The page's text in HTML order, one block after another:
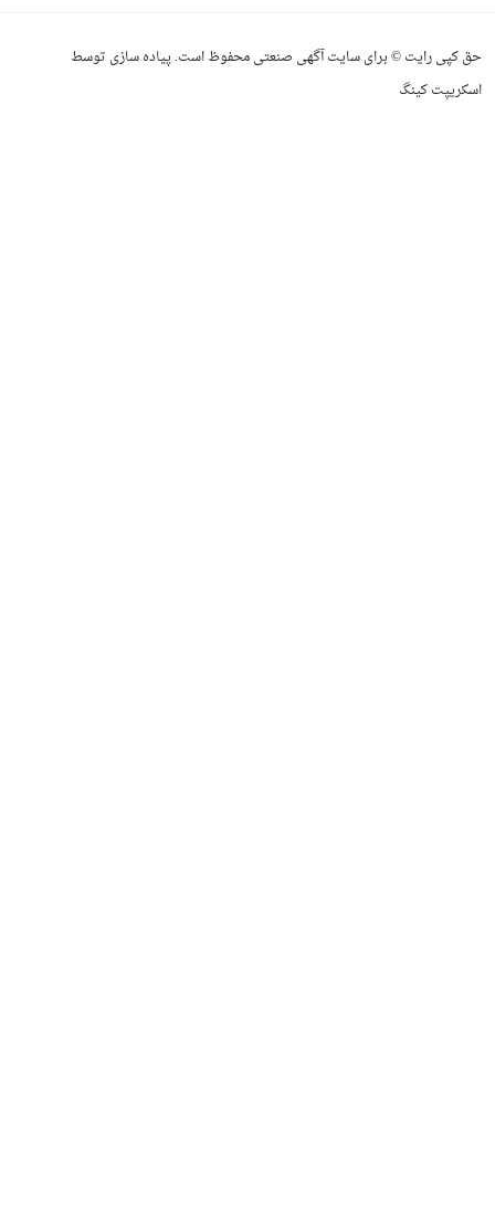
حق کپی رایت © برای سایت آگهی صنعتی محفوظ است. پیاده سازی توسط
اسکریپت کینگ